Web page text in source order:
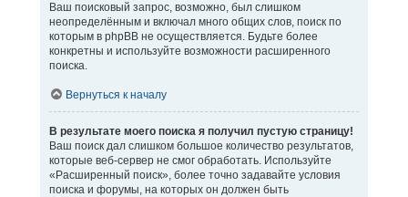
Ваш поисковый запрос, возможно, был слишком
неопределённым и включал много общих слов, поиск по
которым в phpBB не осуществляется. Будьте более
конкретны и используйте возможности расширенного
поиска.
Вернуться к началу
В результате моего поиска я получил пустую страницу!
Ваш поиск дал слишком большое количество результатов,
которые веб-сервер не смог обработать. Используйте
«Расширенный поиск», более точно задавайте условия
поиска и форумы, на которых он должен быть